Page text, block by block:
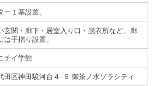
ー１基設置。
玄関・廊下・居室入り口・脱衣所など。廊
は手摺り設置。
チイ学館
田区神田駿河台４-６ 御茶ノ水ソラシティ